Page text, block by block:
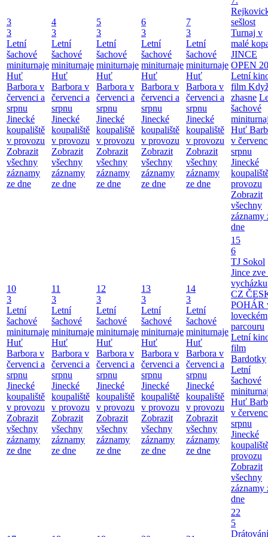
3
3
Letní
šachové
miniturnaje
Huť
Barbora v
červenci a
srpnu
Jinecké
koupaliště
v provozu
Zobrazit
všechny
záznamy
ze dne
4
3
Letní
šachové
miniturnaje
Huť
Barbora v
červenci a
srpnu
Jinecké
koupaliště
v provozu
Zobrazit
všechny
záznamy
ze dne
5
3
Letní
šachové
miniturnaje
Huť
Barbora v
červenci a
srpnu
Jinecké
koupaliště
v provozu
Zobrazit
všechny
záznamy
ze dne
6
3
Letní
šachové
miniturnaje
Huť
Barbora v
červenci a
srpnu
Jinecké
koupaliště
v provozu
Zobrazit
všechny
záznamy
ze dne
7
3
Letní
šachové
miniturnaje
Huť
Barbora v
červenci a
srpnu
Jinecké
koupaliště
v provozu
Zobrazit
všechny
záznamy
ze dne
sešlost
Turnaj v
malé
JINCE
OPEN
Letní
film
zhasne
šachové
Huť
v
srpnu
Jinecké
provozu
Zobrazit
všechny
záznamy
dne
10
3
Letní
šachové
miniturnaje
Huť
Barbora v
červenci a
srpnu
Jinecké
koupaliště
v provozu
Zobrazit
všechny
záznamy
ze dne
11
3
Letní
šachové
miniturnaje
Huť
Barbora v
červenci a
srpnu
Jinecké
koupaliště
v provozu
Zobrazit
všechny
záznamy
ze dne
12
3
Letní
šachové
miniturnaje
Huť
Barbora v
červenci a
srpnu
Jinecké
koupaliště
v provozu
Zobrazit
všechny
záznamy
ze dne
13
3
Letní
šachové
miniturnaje
Huť
Barbora v
červenci a
srpnu
Jinecké
koupaliště
v provozu
Zobrazit
všechny
záznamy
ze dne
14
3
Letní
šachové
miniturnaje
Huť
Barbora v
červenci a
srpnu
Jinecké
koupaliště
v provozu
Zobrazit
všechny
záznamy
ze dne
15
6
TJ Sokol
Jince zve
vycházku
CZ
POHÁR
loveckém
parcouru
Letní
film
Bardotky
Letní
šachové
Huť
v
srpnu
Jinecké
provozu
Zobrazit
všechny
záznamy
dne
22
5